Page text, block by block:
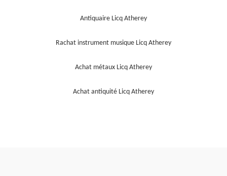
Antiquaire Licq Atherey
Rachat instrument musique Licq Atherey
Achat métaux Licq Atherey
Achat antiquité Licq Atherey